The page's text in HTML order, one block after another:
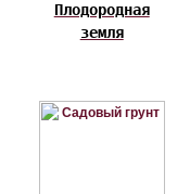
Плодородная
земля